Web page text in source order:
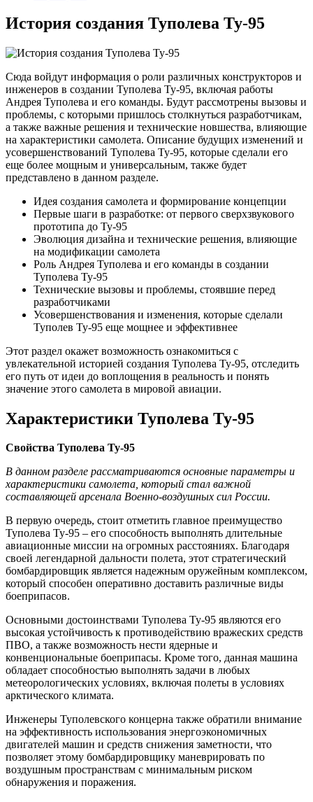
История создания Туполева Ту-95
Сюда войдут информация о роли различных конструкторов и
инженеров в создании Туполева Ту-95, включая работы
Андрея Туполева и его команды. Будут рассмотрены вызовы и
проблемы, с которыми пришлось столкнуться разработчикам,
а также важные решения и технические новшества, влияющие
на характеристики самолета. Описание будущих изменений и
усовершенствований Туполева Ту-95, которые сделали его
еще более мощным и универсальным, также будет
представлено в данном разделе.
Идея создания самолета и формирование концепции
Первые шаги в разработке: от первого сверхзвукового
прототипа до Ту-95
Эволюция дизайна и технические решения, влияющие
на модификации самолета
Роль Андрея Туполева и его команды в создании
Туполева Ту-95
Технические вызовы и проблемы, стоявшие перед
разработчиками
Усовершенствования и изменения, которые сделали
Туполев Ту-95 еще мощнее и эффективнее
Этот раздел окажет возможность ознакомиться с
увлекательной историей создания Туполева Ту-95, отследить
его путь от идеи до воплощения в реальность и понять
значение этого самолета в мировой авиации.
Характеристики Туполева Ту-95
Свойства Туполева Ту-95
В данном разделе рассматриваются основные параметры и
характеристики самолета, который стал важной
составляющей арсенала Военно-воздушных сил России.
В первую очередь, стоит отметить главное преимущество
Туполева Ту-95 – его способность выполнять длительные
авиационные миссии на огромных расстояниях. Благодаря
своей легендарной дальности полета, этот стратегический
бомбардировщик является надежным оружейным комплексом,
который способен оперативно доставить различные виды
боеприпасов.
Основными достоинствами Туполева Ту-95 являются его
высокая устойчивость к противодействию вражеских средств
ПВО, а также возможность нести ядерные и
конвенциональные боеприпасы. Кроме того, данная машина
обладает способностью выполнять задачи в любых
метеорологических условиях, включая полеты в условиях
арктического климата.
Инженеры Туполевского концерна также обратили внимание
на эффективность использования энергоэкономичных
двигателей машин и средств снижения заметности, что
позволяет этому бомбардировщику маневрировать по
воздушным пространствам с минимальным риском
обнаружения и поражения.